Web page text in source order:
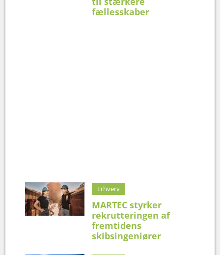
fællesskaber
Erhverv
MARTEC styrker
rekrutteringen af
fremtidens
skibsingeniører